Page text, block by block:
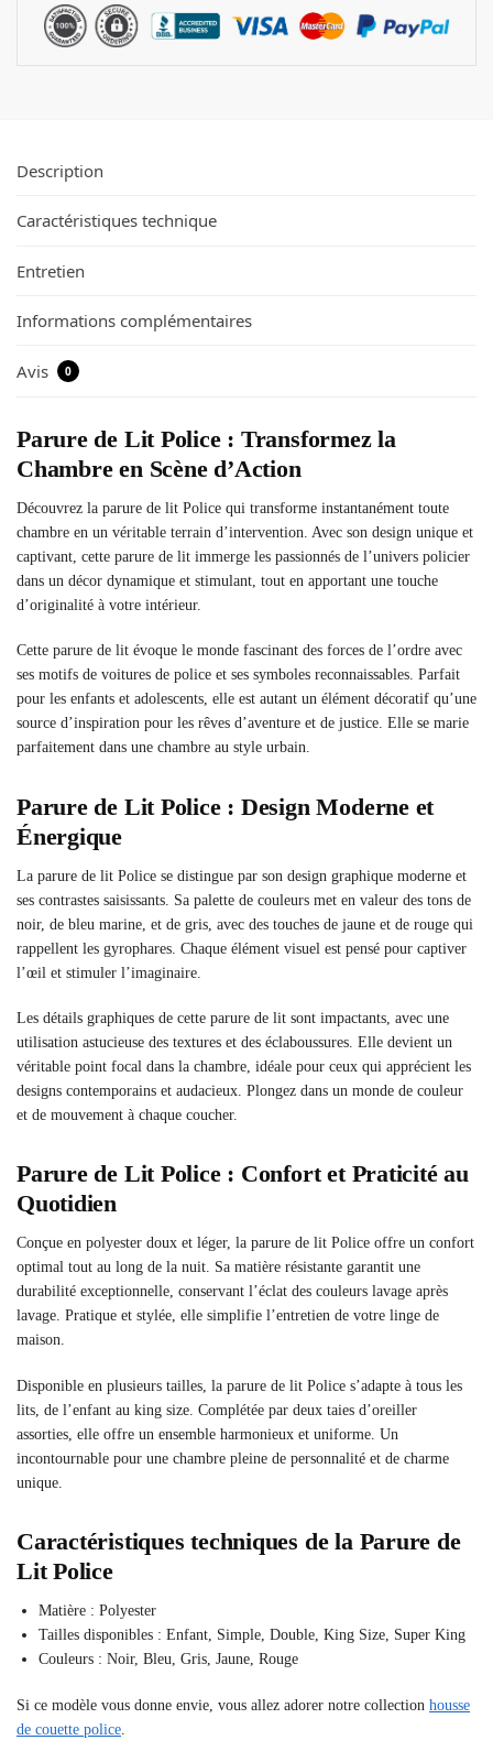
Description
Caractéristiques technique
Entretien
Informations complémentaires
Avis 0
Parure de Lit Police : Transformez la
Chambre en Scène d’Action
Découvrez la parure de lit Police qui transforme instantanément toute
chambre en un véritable terrain d’intervention. Avec son design unique et
captivant, cette parure de lit immerge les passionnés de l’univers policier
dans un décor dynamique et stimulant, tout en apportant une touche
d’originalité à votre intérieur.
Cette parure de lit évoque le monde fascinant des forces de l’ordre avec
ses motifs de voitures de police et ses symboles reconnaissables. Parfait
pour les enfants et adolescents, elle est autant un élément décoratif qu’une
source d’inspiration pour les rêves d’aventure et de justice. Elle se marie
parfaitement dans une chambre au style urbain.
Parure de Lit Police : Design Moderne et
Énergique
La parure de lit Police se distingue par son design graphique moderne et
ses contrastes saisissants. Sa palette de couleurs met en valeur des tons de
noir, de bleu marine, et de gris, avec des touches de jaune et de rouge qui
rappellent les gyrophares. Chaque élément visuel est pensé pour captiver
l’œil et stimuler l’imaginaire.
Les détails graphiques de cette parure de lit sont impactants, avec une
utilisation astucieuse des textures et des éclaboussures. Elle devient un
véritable point focal dans la chambre, idéale pour ceux qui apprécient les
designs contemporains et audacieux. Plongez dans un monde de couleur
et de mouvement à chaque coucher.
Parure de Lit Police : Confort et Praticité au
Quotidien
Conçue en polyester doux et léger, la parure de lit Police offre un confort
optimal tout au long de la nuit. Sa matière résistante garantit une
durabilité exceptionnelle, conservant l’éclat des couleurs lavage après
lavage. Pratique et stylée, elle simplifie l’entretien de votre linge de
maison.
Disponible en plusieurs tailles, la parure de lit Police s’adapte à tous les
lits, de l’enfant au king size. Complétée par deux taies d’oreiller
assorties, elle offre un ensemble harmonieux et uniforme. Un
incontournable pour une chambre pleine de personnalité et de charme
unique.
Caractéristiques techniques de la Parure de
Lit Police
Matière : Polyester
Tailles disponibles : Enfant, Simple, Double, King Size, Super King
Couleurs : Noir, Bleu, Gris, Jaune, Rouge
Si ce modèle vous donne envie, vous allez adorer notre collection housse
de couette police.